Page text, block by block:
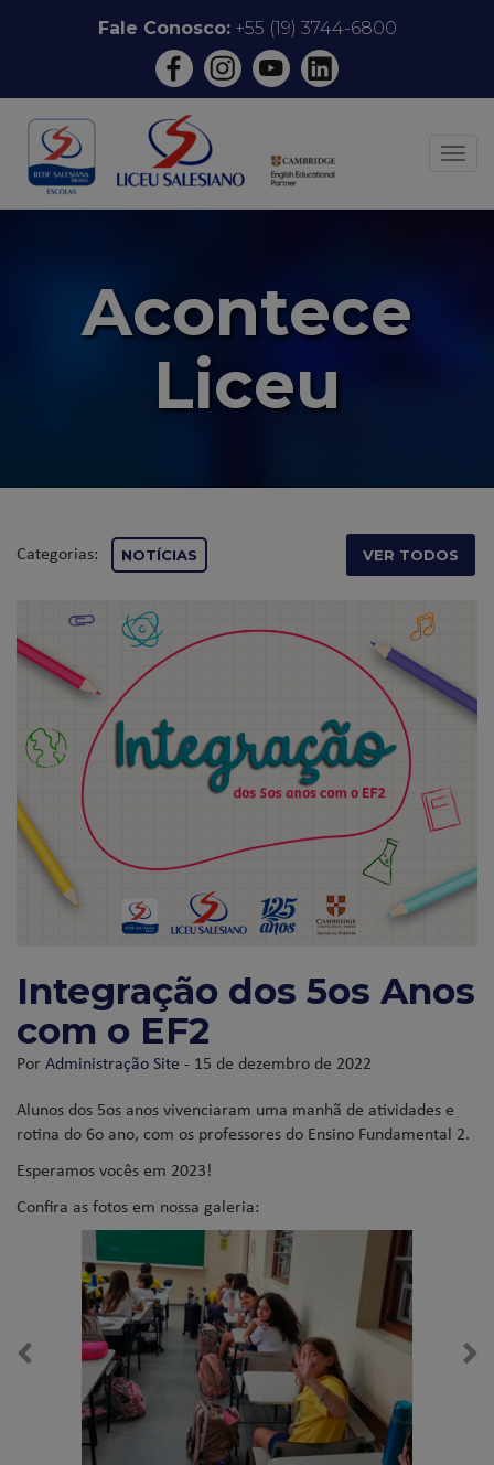
conteúdo
Fale Conosco:+55 (19) 3744-6800
Acontece
Liceu
Categorias: NOTÍCIAS VER TODOS
Integração dos 5os Anos
com o EF2
PorAdministração Site - 15 de dezembro de 2022
Alunos dos 5os anos vivenciaram uma manhã de atividades e
rotina do 6o ano, com os professores do Ensino Fundamental 2.
Esperamos vocês em 2023!
Confira as fotos em nossa galeria: